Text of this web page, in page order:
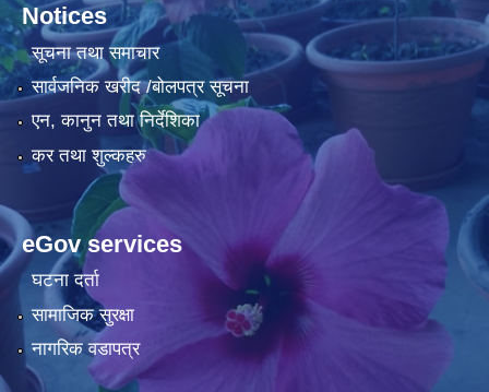
Notices
सूचना तथा समाचार
सार्वजनिक खरीद /बोलपत्र सूचना
एन, कानुन तथा निर्देशिका
कर तथा शुल्कहरु
eGov services
घटना दर्ता
सामाजिक सुरक्षा
नागरिक वडापत्र